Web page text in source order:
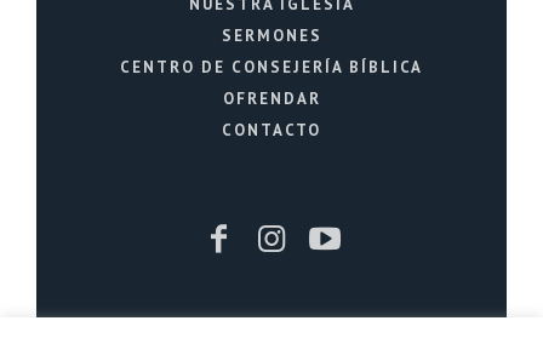
NUESTRA IGLESIA
SERMONES
CENTRO DE CONSEJERÍA BÍBLICA
OFRENDAR
CONTACTO